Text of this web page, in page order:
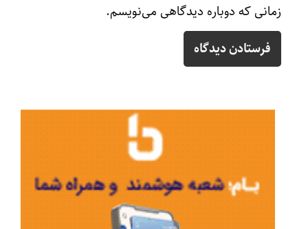
زمانی که دوباره دیدگاهی می‌نویسم.